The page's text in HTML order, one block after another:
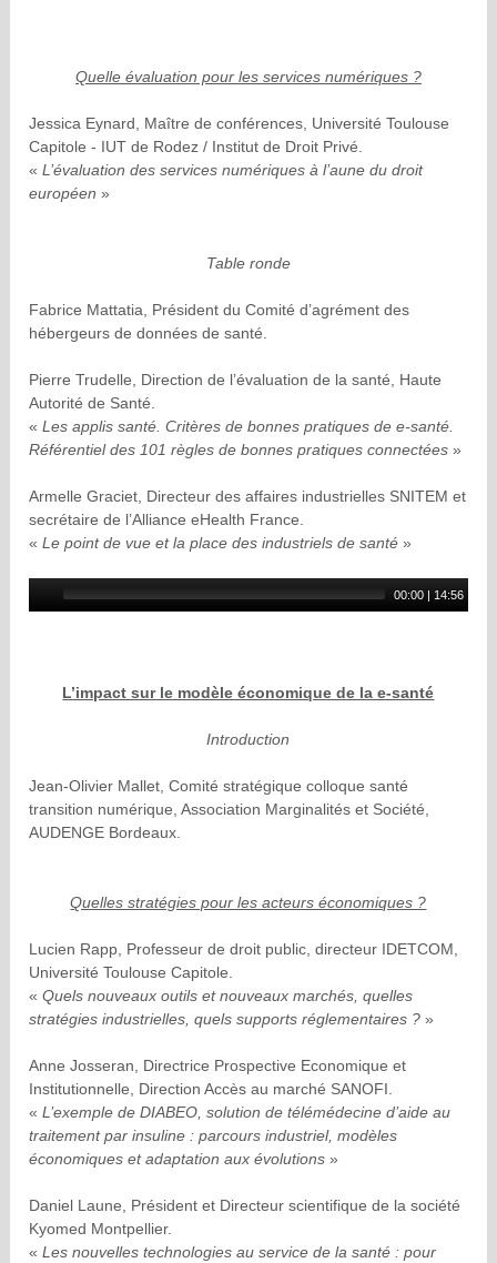
Quelle évaluation pour les services numériques ?
Jessica Eynard, Maître de conférences, Université Toulouse
Capitole - IUT de Rodez / Institut de Droit Privé.
«L’évaluation des services numériques à l’aune du droit
européen »
Table ronde
Fabrice Mattatia, Président du Comité d’agrément des
hébergeurs de données de santé.
Pierre Trudelle, Direction de l’évaluation de la santé, Haute
Autorité de Santé.
«Les applis santé. Critères de bonnes pratiques de e-santé.
Référentiel des 101 règles de bonnes pratiques connectées »
Armelle Graciet, Directeur des affaires industrielles SNITEM et
secrétaire de l’Alliance eHealth France.
«Le point de vue et la place des industriels de santé »
00:00 | 14:56
L’impact sur le modèle économique de la e-santé
Introduction
Jean-Olivier Mallet, Comité stratégique colloque santé
transition numérique, Association Marginalités et Société,
AUDENGE Bordeaux.
Quelles stratégies pour les acteurs économiques ?
Lucien Rapp, Professeur de droit public, directeur IDETCOM,
Université Toulouse Capitole.
«Quels nouveaux outils et nouveaux marchés, quelles
stratégies industrielles, quels supports réglementaires ? »
Anne Josseran, Directrice Prospective Economique et
Institutionnelle, Direction Accès au marché SANOFI.
«L’exemple de DIABEO, solution de télémédecine d’aide au
traitement par insuline : parcours industriel, modèles
économiques et adaptation aux évolutions »
Daniel Laune, Président et Directeur scientifique de la société
Kyomed Montpellier.
«Les nouvelles technologies au service de la santé : pour